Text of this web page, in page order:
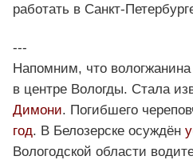
работать в Санкт-
---
Напомним, что вологжанина
в центре Вологды. Стала
Димони. Погибшего
год. В Белозерске осуждён
Вологодской области